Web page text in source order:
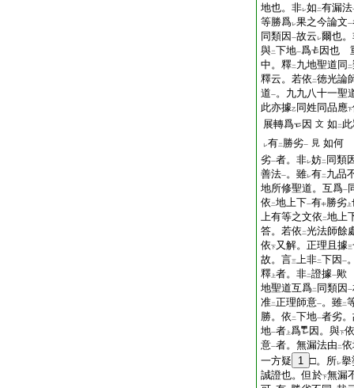
地也。非レ如 二有漏法
等勝爲レ果之今論文一
同類因 一故云 レ爾也
與二下地一爲 因也
中。釋二 九地聖道同 二
釋云。若依 二徳光論
道一。九九八十一聖
此亦據乙 同姓同品應下
展轉爲
因 文 如 二
レ有二 勝劣一 見 如何
劣一者。非レ妨二 同類
善法一。雖レ有二 九品
地所修聖道。互爲一
依 二地上下一有中勝劣 上
上有等之文依 二地上
答。若依 二光法師餘
依下又解。正理且據三
故。言三上非二下因 一
釋 上者。非二證據一歟
地聖道互爲二 同類因 一
准二正理師意一。雖二
勝。依 二下地一者劣
地一者 上爲 因。與下依
意一者。無漏法由 二
一方疑
1 □。所レ擧
誠證也。但於下無漏